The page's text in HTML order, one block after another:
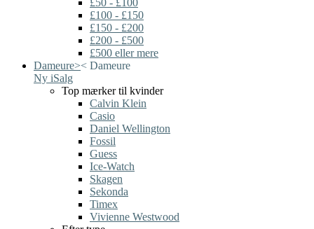
£50 - £100
£100 - £150
£150 - £200
£200 - £500
£500 eller mere
Dameure>< Dameure
Ny iSalg
Top mærker til kvinder
Calvin Klein
Casio
Daniel Wellington
Fossil
Guess
Ice-Watch
Skagen
Sekonda
Timex
Vivienne Westwood